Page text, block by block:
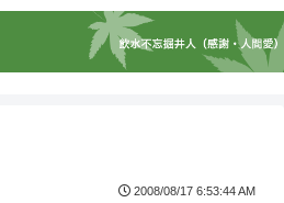
2008/08/17 6:53:44 AM